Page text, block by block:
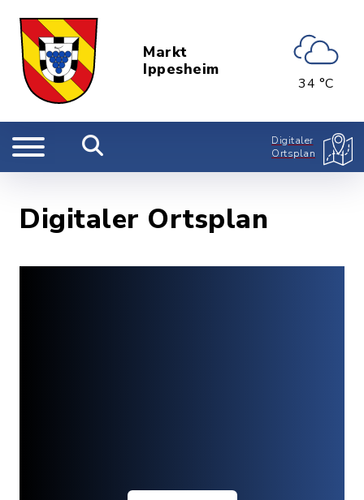
Markt
Ippesheim
34 °C
Digitaler
Ortsplan
Digitaler Ortsplan